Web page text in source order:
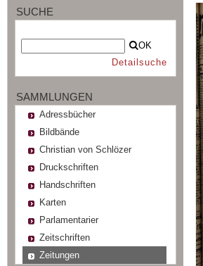
SUCHE
OK
Detailsuche
SAMMLUNGEN
Adressbücher
Bildbände
Christian von Schlözer
Druckschriften
Handschriften
Karten
Parlamentarier
Zeitschriften
Zeitungen